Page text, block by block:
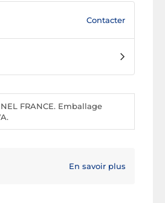
Contacter
FRANCE. Emballage
En savoir plus